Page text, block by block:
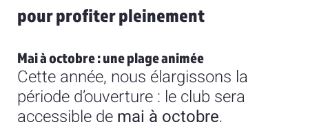
pour profiter pleinement
Mai à octobre : une plage animée
Cette année, nous élargissons la
période d’ouverture : le club sera
accessible de mai à octobre,